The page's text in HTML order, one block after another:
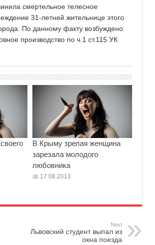
смертельное телесное
31-летней жительнице этого
По данному факту возбуждено
производство по ч.1 ст.115 УК
В Крыму зрелая женщина
зарезала молодого
любовника
17.08.2013
Next
Львовский студент выпал из
окна поезда